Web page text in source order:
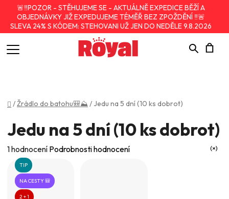
🚨‼️POZOR - STĚHUJEME SE - AKTUÁLNĚ EXPEDICE BĚŽÍ A
OBJEDNÁVKY JIŽ EXPEDUJEME TÉMĚŘ BEZ ZPOŽDĚNÍ ‼️🚨
SLEVA 24% S KÓDEM: STEHOVANI UŽ JEN DO NEDĚLE 9.8.2026
Hledat
Domů
/Žrádlo do batohu🎒⛰️/ Jedu na 5 dní (10 ks dobrot)
Jedu na 5 dní (10 ks dobrot)
Průměrné
hodnocení
produktu
1 hodnocení Podrobnosti hodnocení
TIP
NA CESTY 🎒
2 + 1